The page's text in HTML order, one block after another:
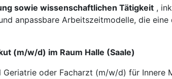
sowie wissenschaftlichen Tätigkeit ,
anpassbare Arbeitszeitmodelle, die
(m/w/d) im Raum Halle (Saale)
Geriatrie oder Facharzt (m/w/d) für